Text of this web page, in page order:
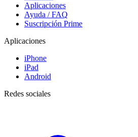
Aplicaciones
Ayuda / FAQ
Suscripción Prime
Aplicaciones
iPhone
iPad
Android
Redes sociales